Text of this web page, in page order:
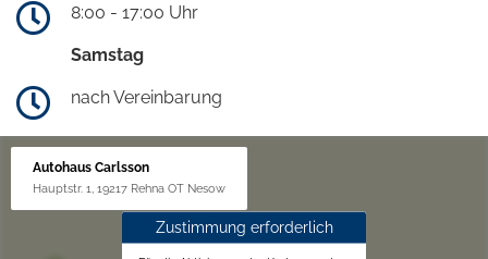
8:00 - 17:00 Uhr
Samstag
nach Vereinbarung
Autohaus Carlsson
Hauptstr. 1, 19217 Rehna OT Nesow
Zustimmung erforderlich